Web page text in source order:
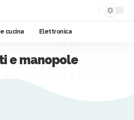
cucina Elettronica
e manopole